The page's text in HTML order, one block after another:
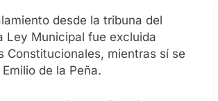
desde la tribuna del
Ley Municipal fue excluida
Constitucionales, mientras sí se
de la Peña.